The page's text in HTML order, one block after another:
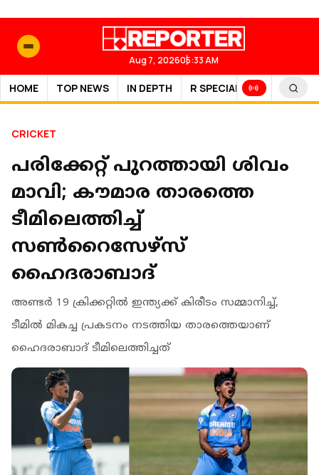
Aug 7, 202605:33 AM
HOME TOP NEWS IN DEPTH R SPECIAL SPORTS
CRICKET
പരിക്കേറ്റ് പുറത്തായി ശിവം
മാവി; കൗമാര താരത്തെ
ടീമിലെത്തിച്ച്
സണ്‍റൈസേഴ്‌സ്
ഹൈദരാബാദ്
അണ്ടര്‍ 19 ക്രിക്കറ്റില്‍ ഇന്ത്യക്ക് കിരീടം സമ്മാനിച്ച്,
ടീമില്‍ മികച്ച പ്രകടനം നടത്തിയ താരത്തെയാണ്
ഹൈദരാബാദ് ടീമിലെത്തിച്ചത്